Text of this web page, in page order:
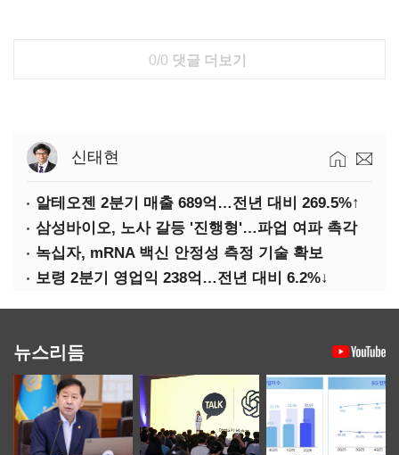
0/0 댓글 더보기
신태현
알테오젠 2분기 매출 689억…전년 대비 269.5%↑
삼성바이오, 노사 갈등 '진행형'…파업 여파 촉각
녹십자, mRNA 백신 안정성 측정 기술 확보
보령 2분기 영업익 238억…전년 대비 6.2%↓
뉴스리듬